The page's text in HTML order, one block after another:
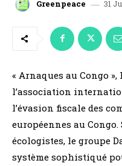
Greenpeace 31
« Arnaques au Congo
l’association
l’évasion fiscale des
européennes au
écologistes, le groupe
système sophistiqué